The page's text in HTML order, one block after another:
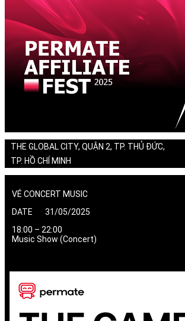
THE GLOBAL CITY, QUẬN 2, TP. THỦ ĐỨC,
TP. HỒ CHÍ MINH
VÉ CONCERT MUSIC
DATE 31/05/2025
18:00 – 22:00
Music Show (Concert)